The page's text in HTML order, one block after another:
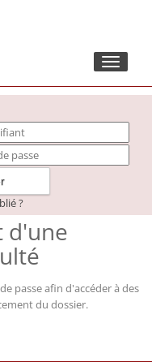
Toggle
?
d'une
passe afin d'accéder à des
du dossier.